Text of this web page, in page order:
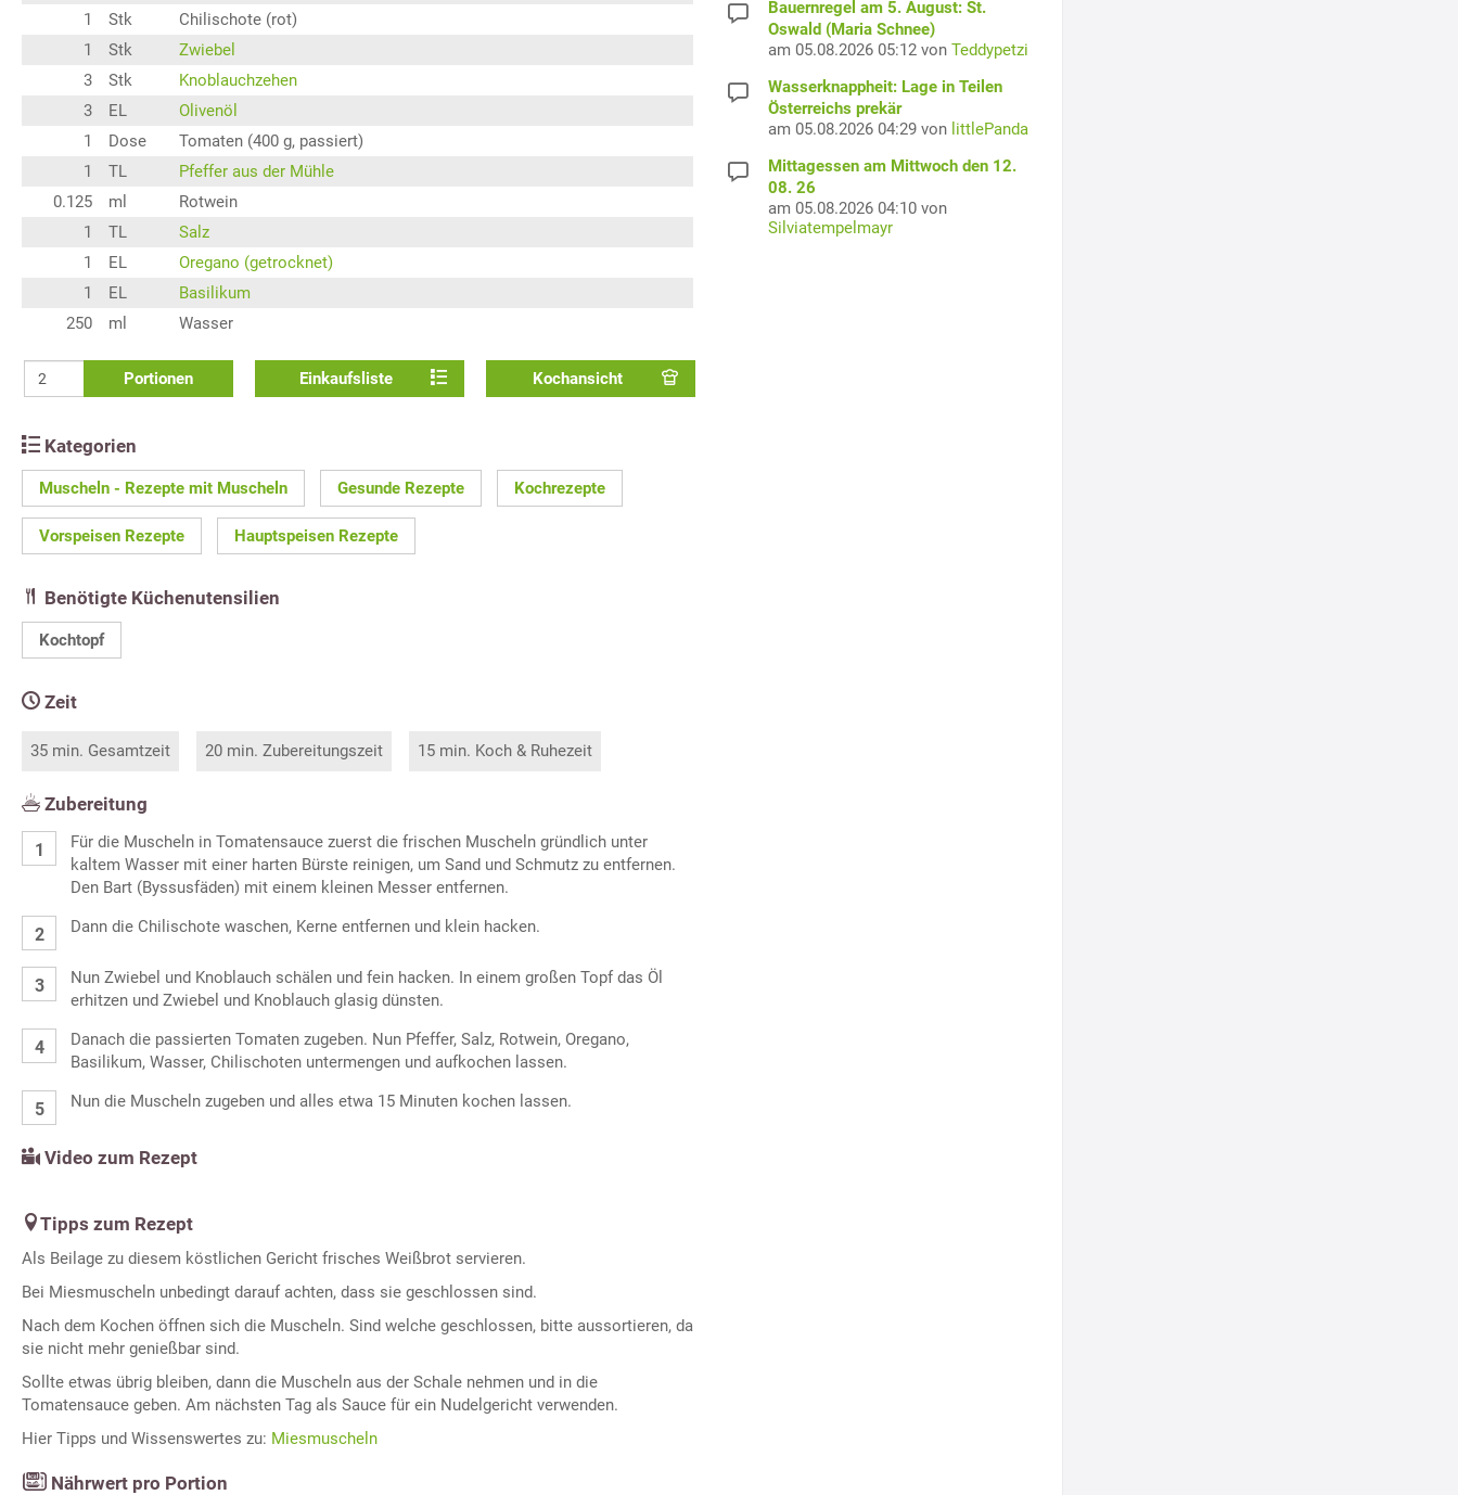
1
Stk
Chilischote (rot)
1
Stk
Zwiebel
3
Stk
Knoblauchzehen
3
EL
Olivenöl
1
Dose
Tomaten (400 g, passiert)
1
TL
Pfeffer aus der Mühle
0.125
ml
Rotwein
1
TL
Salz
1
EL
Oregano (getrocknet)
1
EL
Basilikum
250
ml Wasser
Portionen Einkaufsliste Kochansicht
Kategorien
Muscheln - Rezepte mit Muscheln Gesunde Rezepte Kochrezepte
Vorspeisen Rezepte Hauptspeisen Rezepte
Benötigte Küchenutensilien
Kochtopf
Zeit
35 min. Gesamtzeit 20 min. Zubereitungszeit 15 min. Koch & Ruhezeit
Zubereitung
Für die Muscheln in Tomatensauce zuerst die frischen Muscheln gründlich unter
kaltem Wasser mit einer harten Bürste reinigen, um Sand und Schmutz zu entfernen.
Den Bart (Byssusfäden) mit einem kleinen Messer entfernen.
Dann die Chilischote waschen, Kerne entfernen und klein hacken.
Nun Zwiebel und Knoblauch schälen und fein hacken. In einem großen Topf das Öl
erhitzen und Zwiebel und Knoblauch glasig dünsten.
Danach die passierten Tomaten zugeben. Nun Pfeffer, Salz, Rotwein, Oregano,
Basilikum, Wasser, Chilischoten untermengen und aufkochen lassen.
Nun die Muscheln zugeben und alles etwa 15 Minuten kochen lassen.
Video zum Rezept
Tipps zum Rezept
Als Beilage zu diesem köstlichen Gericht frisches Weißbrot servieren.
Bei Miesmuscheln unbedingt darauf achten, dass sie geschlossen sind.
Nach dem Kochen öffnen sich die Muscheln. Sind welche geschlossen, bitte aussortieren, da
sie nicht mehr genießbar sind.
Sollte etwas übrig bleiben, dann die Muscheln aus der Schale nehmen und in die
Tomatensauce geben. Am nächsten Tag als Sauce für ein Nudelgericht verwenden.
Hier Tipps und Wissenswertes zu: Miesmuscheln
Nährwert pro Portion
Bauernregel am 5. August: St.
Oswald (Maria Schnee)
am 05.08.2026 05:12 von Teddypetzi
Wasserknappheit: Lage in Teilen
Österreichs prekär
am 05.08.2026 04:29 von littlePanda
Mittagessen am Mittwoch den 12.
08. 26
am 05.08.2026 04:10 von
Silviatempelmayr